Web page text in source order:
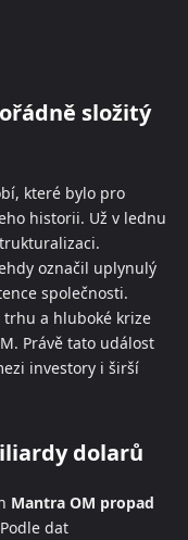
složitý
které bylo pro
historii. Už v lednu
označil uplynulý
společnosti.
trhu a hluboké krize
Právě tato událost
investory i širší
dolarů
Mantra OM propad
dat